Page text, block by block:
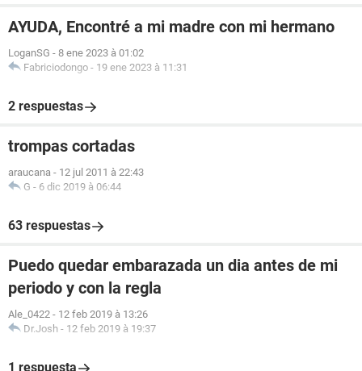
AYUDA, Encontré a mi madre con mi hermano
LoganSG - 8 ene 2023 à 01:02
Fabriciodongo - 19 ene 2023 à 11:31
2 respuestas
trompas cortadas
araucana - 12 jul 2011 à 22:43
G - 6 dic 2019 à 06:44
63 respuestas
Puedo quedar embarazada un dia antes de mi
periodo y con la regla
Ale_0422 - 12 feb 2019 à 13:26
Dr.Josh - 12 feb 2019 à 19:37
1 respuesta